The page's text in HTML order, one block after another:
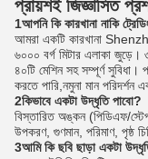
প্রায়শই জিজ্ঞাসিত
1আপনি কি কারখানা নাকি
আমরা একটি কারখানা
৬০০০ বর্গ মিটার এলাকা জুড়ে।
৪০টি মেশিন সহ সম্পূর্ণ
করতে পারি,নমুনা মান পরিদর্শন
2কিভাবে একটা উদ্ধৃতি পাবো?
বিস্তারিত অঙ্কন (পিডিএফ/
উপকরণ, গুণমান, পরিমাণ, পৃষ্ঠ
3আমি কি ছবি ছাড়া একটা